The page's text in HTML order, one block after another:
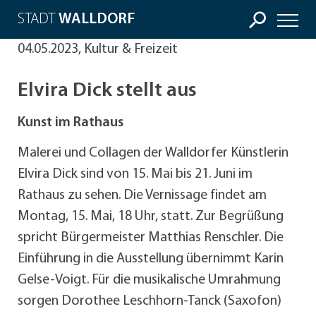
STADT WALLDORF
04.05.2023, Kultur & Freizeit
Elvira Dick stellt aus
Kunst im Rathaus
Malerei und Collagen der Walldorfer Künstlerin
Elvira Dick sind von 15. Mai bis 21. Juni im
Rathaus zu sehen. Die Vernissage findet am
Montag, 15. Mai, 18 Uhr, statt. Zur Begrüßung
spricht Bürgermeister Matthias Renschler. Die
Einführung in die Ausstellung übernimmt Karin
Gelse-Voigt. Für die musikalische Umrahmung
sorgen Dorothee Leschhorn-Tanck (Saxofon)